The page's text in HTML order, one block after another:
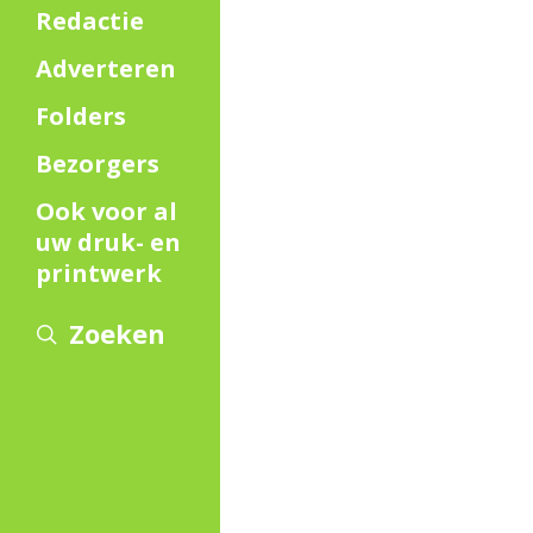
Redactie
Adverteren
Folders
Bezorgers
Ook voor al
uw druk- en
printwerk
Zoeken